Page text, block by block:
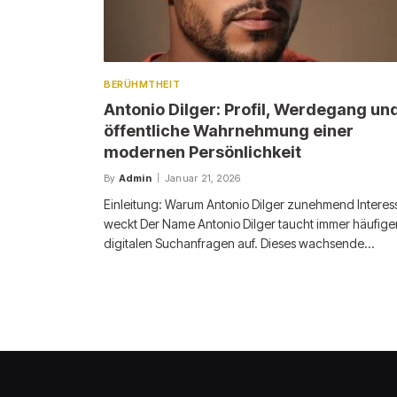
BERÜHMTHEIT
Antonio Dilger: Profil, Werdegang
öffentliche Wahrnehmung einer
modernen Persönlichkeit
By Admin Januar 21, 2026
Einleitung: Warum Antonio Dilger zunehmend
weckt Der Name Antonio Dilger taucht immer
digitalen Suchanfragen auf. Dieses wachsende…